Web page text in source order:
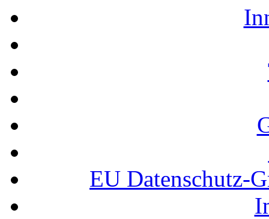
EU Datenschutz-